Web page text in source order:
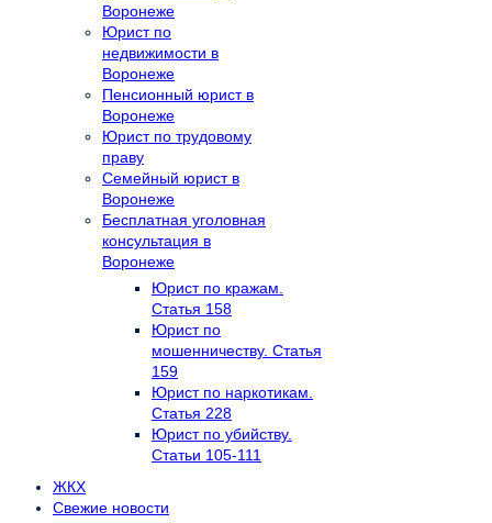
Воронеже
Юрист по
недвижимости в
Воронеже
Пенсионный юрист в
Воронеже
Юрист по трудовому
праву
Семейный юрист в
Воронеже
Бесплатная уголовная
консультация в
Воронеже
Юрист по кражам.
Статья 158
Юрист по
мошенничеству. Статья
159
Юрист по наркотикам.
Статья 228
Юрист по убийству.
Статьи 105-111
ЖКХ
Свежие новости